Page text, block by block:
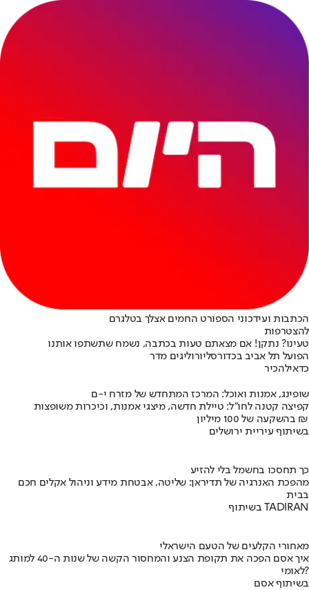
הכתבות ועידכוני הספורט החמים אצלך בטלגרם
להצטרפות
טעינו? נתקן! אם מצאתם טעות בכתבה, נשמח שתשתפו אותנו
הפועל תל אביב בכדורסליורוליגים מדר
כדאילהכיר
שופינג, אמנות ואוכל: המרכז המתחדש של מזרח י-ם
קפיצה קטנה לחו"ל: טיילת חדשה, מיצגי אמנות, וכיכרות משופצות
בהשקעה של 100 מיליון ₪
בשיתוף עיריית ירושלים
כך תחסכו בחשמל בלי להזיע
מהפכת האנרגיה של תדיראן: שליטה, אבטחת מידע וניהול אקלים חכם
בבית
בשיתוף TADIRAN
מאחורי הקלעים של הטעם הישראלי
איך אסם הפכה את תקופת הצנע והמחסור הקשה של שנות ה-40 למותג
לאומי?
בשיתוף אסם